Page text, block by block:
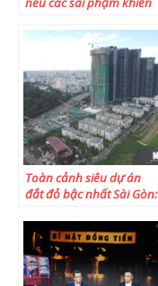
chứng khoán chịu kỷ luật
Toàn cảnh siêu dự án
đắt đỏ bậc nhất Sài Gòn:
hộ hàng hiệu 400 triệu
đồng/m2